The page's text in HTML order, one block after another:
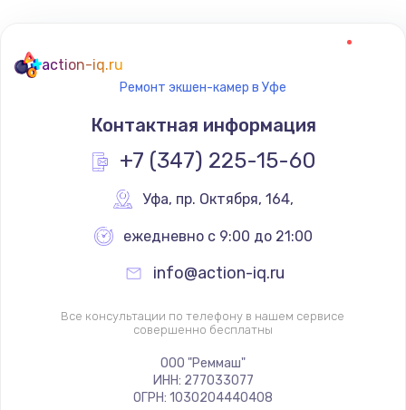
action-iq.ru
Ремонт экшен-камер в Уфе
Контактная информация
+7 (347) 225-15-60
Уфа, пр. Октября, 164,
ежедневно с 9:00 до 21:00
info@action-iq.ru
Все консультации по телефону в нашем сервисе
совершенно бесплатны
ООО "Реммаш"
ИНН: 277033077
ОГРН: 1030204440408